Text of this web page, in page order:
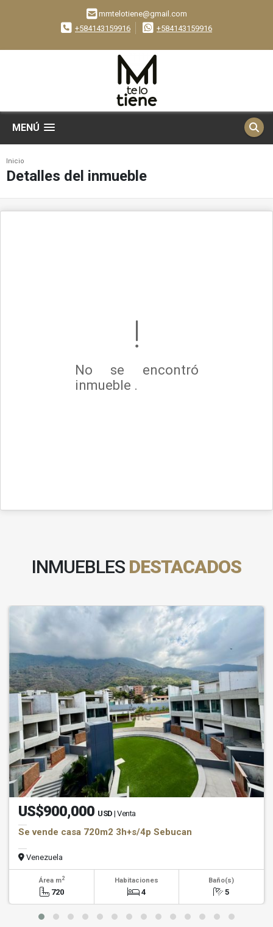
mmtelotiene@gmail.com
+584143159916
+584143159916
MENÚ
Inicio
Detalles del inmueble
No se encontró
inmueble .
INMUEBLES DESTACADOS
US$900,000 USD | Venta
Se vende casa 720m2 3h+s/4p Sebucan
Venezuela
Área m2
720
Habitaciones
4
Baño(s)
5